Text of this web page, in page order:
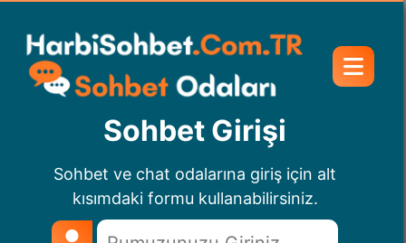
Sohbet Girişi
Sohbet ve chat odalarına giriş için alt
kısımdaki formu kullanabilirsiniz.